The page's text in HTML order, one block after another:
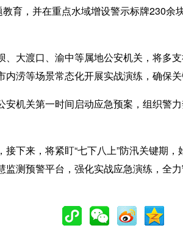
育，并在重点水域增设警示标牌230
大渡口、渝中等属地公安机关，将多
涝等场景常态化开展实战演练，确保关
机关第一时间启动应急预案，组织警
来，将紧盯“七下八上”防汛关键期，
测预警平台，强化实战应急演练，全